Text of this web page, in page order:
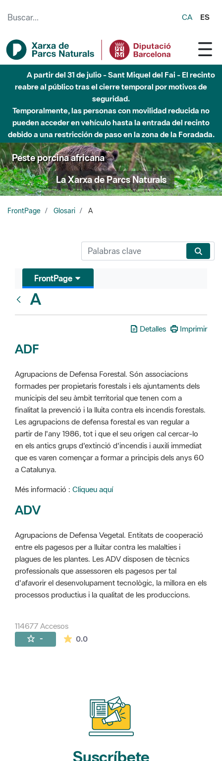
CA ES
A partir del 31 de julio - Sant Miquel del Fai - El recinto
reabre al público tras el cierre temporal por motivos de
seguridad.
Temporalmente, las personas con movilidad reducida no
pueden acceder en vehículo hasta la entrada del recinto
debido a una restricción de paso en la zona de la Foradada.
Peste porcina africana
La Xarxa de Parcs Naturals
FrontPage Glosari A
FrontPage
A
Detalles Imprimir
ADF
Agrupacions de Defensa Forestal. Són associacions
formades per propietaris forestals i els ajuntaments dels
municipis del seu àmbit territorial que tenen com a
finalitat la prevenció i la lluita contra els incendis forestals.
Les agrupacions de defensa forestal es van regular a
partir de l'any 1986, tot i que el seu origen cal cercar-lo
en els antics grups d'extinció d'incendis i auxili immediat
que es varen començar a formar a principis dels anys 60
a Catalunya.
Més informació : Cliqueu aquí
ADV
Agrupacions de Defensa Vegetal. Entitats de cooperació
entre els pagesos per a lluitar contra les malalties i
plagues de les plantes. Les ADV disposen de tècnics
professionals que assessoren els pagesos per tal
d'afavorir el desenvolupament tecnològic, la millora en els
processos productius i la qualitat de les produccions.
114677 Accesos
- 0.0La valoración media es de 0 estrellas de
Suscríbete